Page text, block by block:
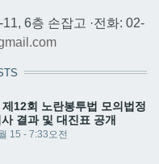
6층 손잡고 ·전화: 02-
12회 노란봉투법 모의법정
결과 및 대진표 공개
15 - 7:33오전